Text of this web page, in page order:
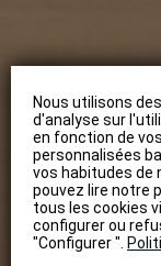
Nous utilisons
d'analyse sur
en fonction de
personnalisées
vos habitudes de
pouvez lire notre
tous les cookies
configurer ou
"Configurer ".